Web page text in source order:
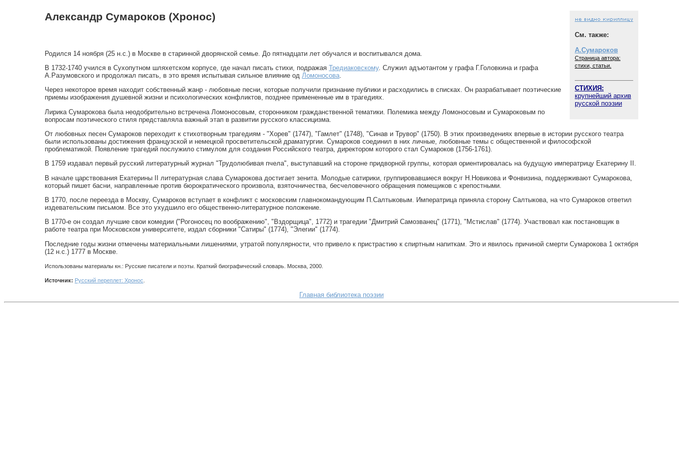
См. также:
А.Сумароков
Страница автора:
стихи, статьи.
СТИХИЯ:
крупнейший архив
русской поэзии
Александр Сумароков (Хронос)
Родился 14 ноября (25 н.с.) в Москве в старинной дворянской семье. До пятнадцати лет обучался и воспитывался дома.
В 1732-1740 учился в Сухопутном шляхетском корпусе, где начал писать стихи, подражая Тредиаковскому. Служил адъютантом у графа Г.Головкина и графа
А.Разумовского и продолжал писать, в это время испытывая сильное влияние од Ломоносова
Через некоторое время находит собственный жанр - любовные песни, которые получили признание публики и расходились в списках. Он разрабатывает поэтические
приемы изображения душевной жизни и психологических конфликтов, позднее примененные им в трагедиях.
Лирика Сумарокова была неодобрительно встречена Ломоносовым, сторонником гражданственной тематики. Полемика между Ломоносовым и Сумароковым по
вопросам поэтического стиля представляла важный этап в развитии русского классицизма.
От любовных песен Сумароков переходит к стихотворным трагедиям - "Хорев" (1747), "Гамлет" (1748), "Синав и Трувор" (1750). В этих произведениях впервые в истории русского театра
были использованы достижения французской и немецкой просветительской драматургии. Сумароков соединил в них личные, любовные темы с общественной и философской
проблематикой. Появление трагедий послужило стимулом для создания Российского театра, директором которого стал Сумароков (1756-1761).
В 1759 издавал первый русский литературный журнал "Трудолюбивая пчела", выступавший на стороне придворной группы, которая ориентировалась на будущую императрицу Екатерину II.
В начале царствования Екатерины II литературная слава Сумарокова достигает зенита. Молодые сатирики, группировавшиеся вокруг Н.Новикова и Фонвизина, поддерживают Сумарокова,
который пишет басни, направленные против бюрократического произвола, взяточничества, бесчеловечного обращения помещиков с крепостными.
В 1770, после переезда в Москву, Сумароков вступает в конфликт с московским главнокомандующим П.Салтыковым. Императрица приняла сторону Салтыкова, на что Сумароков ответил
издевательским письмом. Все это ухудшило его общественно-литературное положение.
В 1770-е он создал лучшие свои комедии ("Рогоносец по воображению", "Вздорщица", 1772) и трагедии "Дмитрий Самозванец" (1771), "Мстислав" (1774). Участвовал как постановщик в
работе театра при Московском университете, издал сборники "Сатиры" (1774), "Элегии" (1774).
Последние годы жизни отмечены материальными лишениями, утратой популярности, что привело к пристрастию к спиртным напиткам. Это и явилось причиной смерти Сумарокова 1 октября
(12 н.с.) 1777 в Москве.
Использованы материалы кн.: Русские писатели и поэты. Краткий биографический словарь. Москва, 2000.
Источник: Русский переплет: Хронос
Главная библиотека поэзии